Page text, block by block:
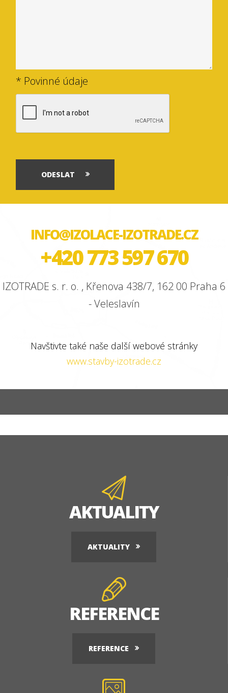
* Povinné údaje
ODESLAT
INFO@IZOLACE-IZOTRADE.CZ
+420 773 597 670
IZOTRADE s. r. o. , Křenova 438/7, 162 00 Praha 6
- Veleslavín
Navštivte také naše další webové stránky
www.stavby-izotrade.cz
AKTUALITY
AKTUALITY
REFERENCE
REFERENCE